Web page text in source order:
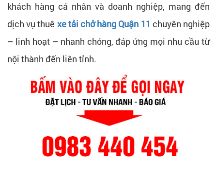
khách hàng cá nhân và doanh nghiệp, mang đến
dịch vụ thuê xe tải chở hàng Quận 11 chuyên nghiệp
– linh hoạt – nhanh chóng, đáp ứng mọi nhu cầu từ
nội thành đến liên tỉnh.